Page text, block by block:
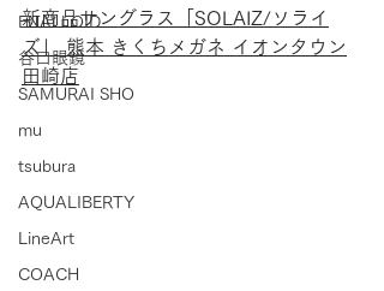
ENALLOID
谷口眼鏡
SAMURAI SHO
mu
tsubura
AQUALIBERTY
LineArt
COACH
新商品サングラス「SOLAIZ/ソライ
ズ」 熊本 きくちメガネ イオンタウン
田崎店